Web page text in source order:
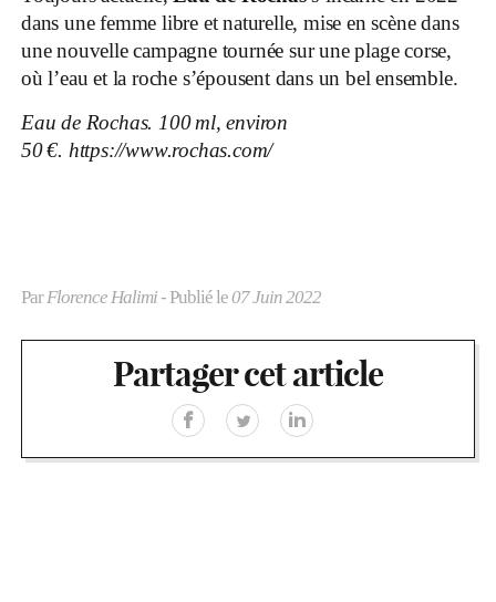
dans une femme libre et naturelle, mise en scène dans
une nouvelle campagne tournée sur une plage corse,
où l’eau et la roche s’épousent dans un bel ensemble.
Eau de Rochas. 100 ml, environ
50 €. https://www.rochas.com/
ParFlorence Halimi- Publié le07 Juin 2022
Partager cet article